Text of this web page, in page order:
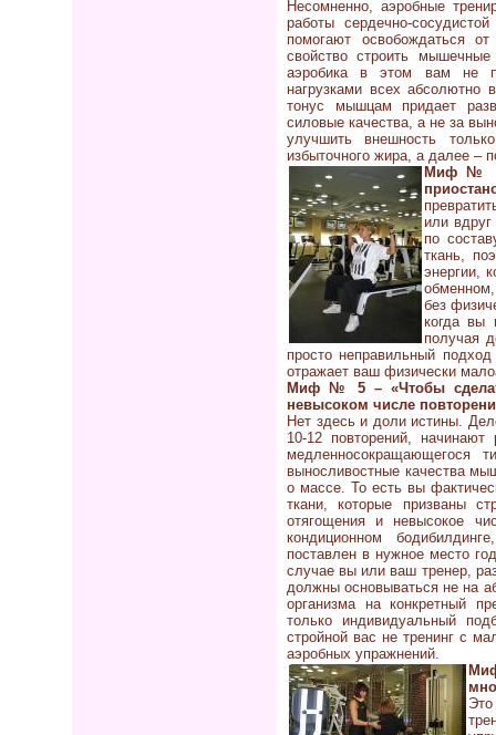
Несомненно, аэробные
работы сердечно-
помогают освобождаться
свойство строить
аэробика в этом вам не
нагрузками всех абсолютно
тонус мышцам придает
силовые качества, а не за
улучшить внешность
избыточного жира, а далее –
Миф № 4
или
по
ткань,
энергии,
без
когда вы
получая
просто неправильный
отражает ваш физически
Миф № 5 – «Чтобы
невысоком числе
Нет здесь и доли истины.
10-12 повторений,
медленносокращающегося
выносливостные качества
о массе. То есть вы
ткани, которые призваны
отягощения и невысокое
кондиционном
поставлен в нужное место
случае вы или ваш тренер,
должны основываться не на
организма на конкретный
только индивидуальный
стройной вас не тренинг с
аэробных упражнений.